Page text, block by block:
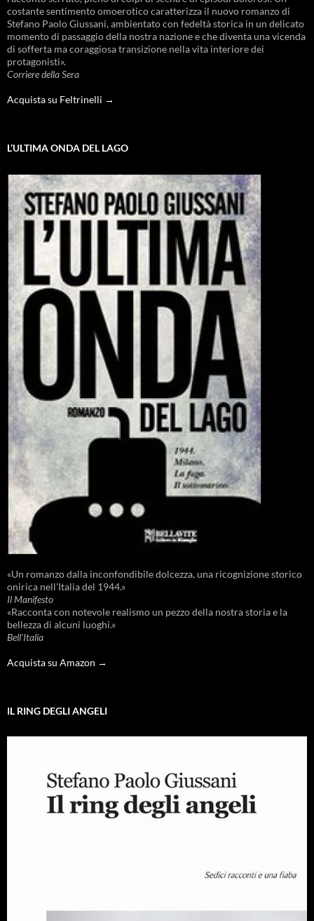
costante sentimento omoerotico caratterizza il nuovo romanzo di
Stefano Paolo Giussani, ambientato con fedeltà storica in un delicato
momento di passaggio della nostra nazione e che diventa una vicenda
di sofferta ma coraggiosa transizione nella vita interiore dei
protagonisti».
Corriere della Sera
Acquista su Feltrinelli →
L’ULTIMA ONDA DEL LAGO
«Un romanzo dalla inconfondibile dolcezza, una ricognizione storico
onirica nell'Italia del 1944.»
Il Manifesto
«Racconta con notevole realismo un pezzo della nostra storia e la
bellezza di alcuni luoghi.»
Bell'Italia
Acquista su Amazon →
IL RING DEGLI ANGELI